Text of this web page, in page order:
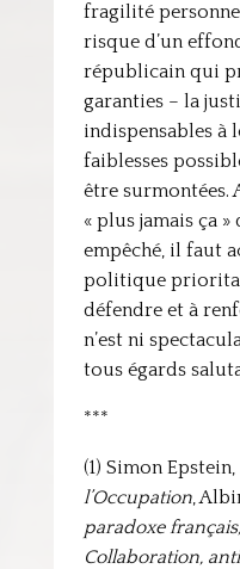
fragilité
risque d’un
républicain qui
garanties – la
indispensables à
faiblesses
être surmontées.
« plus jamais ça »
empêché, il faut
politique
défendre et à
n’est ni
tous égards
***
(1) Simon Epstein,
l’Occupation,
paradoxe
Collaboration,